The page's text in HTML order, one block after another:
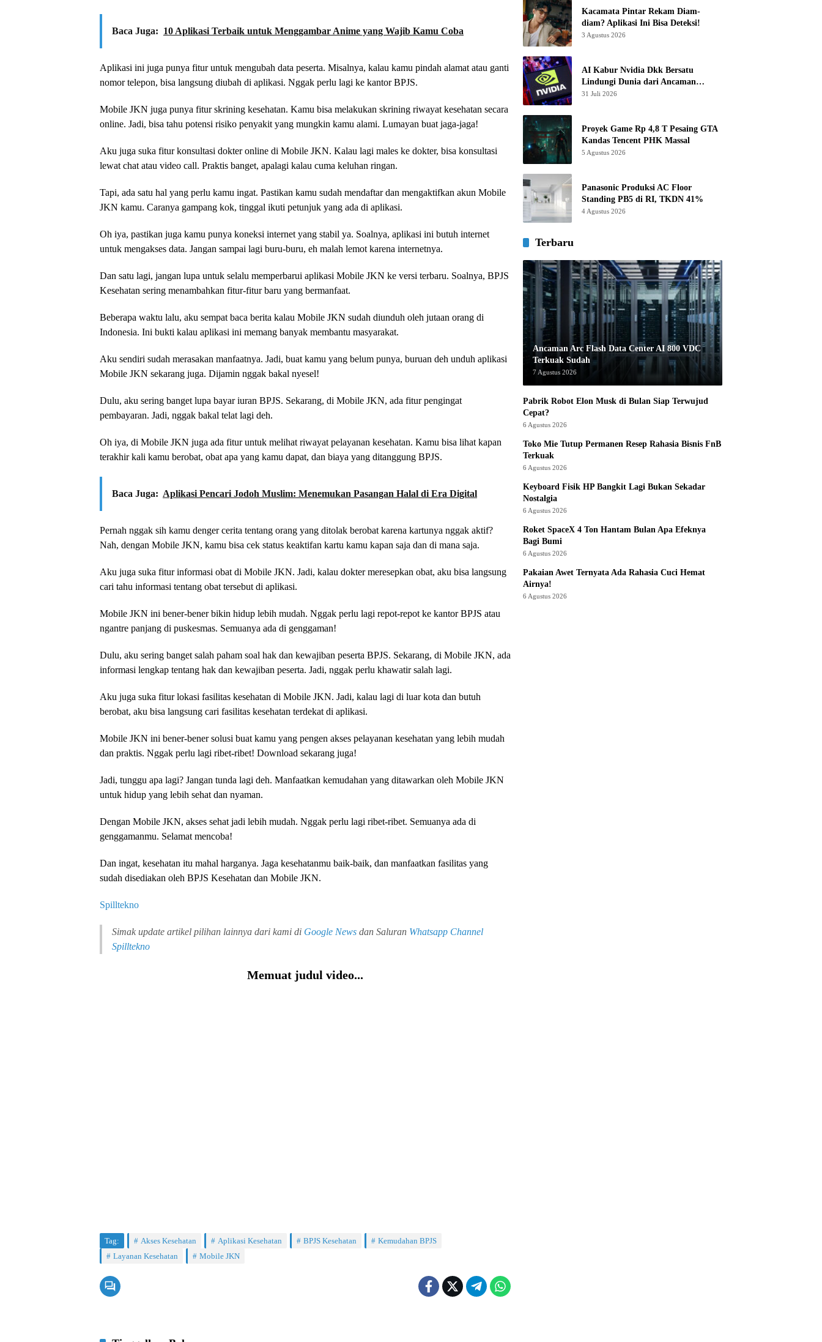
Baca Juga: 10 Aplikasi Terbaik untuk Menggambar Anime yang Wajib Kamu Coba
Aplikasi ini juga punya fitur untuk mengubah data peserta. Misalnya, kalau kamu pindah alamat atau ganti
nomor telepon, bisa langsung diubah di aplikasi. Nggak perlu lagi ke kantor BPJS.
Mobile JKN juga punya fitur skrining kesehatan. Kamu bisa melakukan skrining riwayat kesehatan secara
online. Jadi, bisa tahu potensi risiko penyakit yang mungkin kamu alami. Lumayan buat jaga-jaga!
Aku juga suka fitur konsultasi dokter online di Mobile JKN. Kalau lagi males ke dokter, bisa konsultasi
lewat chat atau video call. Praktis banget, apalagi kalau cuma keluhan ringan.
Tapi, ada satu hal yang perlu kamu ingat. Pastikan kamu sudah mendaftar dan mengaktifkan akun Mobile
JKN kamu. Caranya gampang kok, tinggal ikuti petunjuk yang ada di aplikasi.
Oh iya, pastikan juga kamu punya koneksi internet yang stabil ya. Soalnya, aplikasi ini butuh internet
untuk mengakses data. Jangan sampai lagi buru-buru, eh malah lemot karena internetnya.
Dan satu lagi, jangan lupa untuk selalu memperbarui aplikasi Mobile JKN ke versi terbaru. Soalnya, BPJS
Kesehatan sering menambahkan fitur-fitur baru yang bermanfaat.
Beberapa waktu lalu, aku sempat baca berita kalau Mobile JKN sudah diunduh oleh jutaan orang di
Indonesia. Ini bukti kalau aplikasi ini memang banyak membantu masyarakat.
Aku sendiri sudah merasakan manfaatnya. Jadi, buat kamu yang belum punya, buruan deh unduh aplikasi
Mobile JKN sekarang juga. Dijamin nggak bakal nyesel!
Dulu, aku sering banget lupa bayar iuran BPJS. Sekarang, di Mobile JKN, ada fitur pengingat
pembayaran. Jadi, nggak bakal telat lagi deh.
Oh iya, di Mobile JKN juga ada fitur untuk melihat riwayat pelayanan kesehatan. Kamu bisa lihat kapan
terakhir kali kamu berobat, obat apa yang kamu dapat, dan biaya yang ditanggung BPJS.
Baca Juga: Aplikasi Pencari Jodoh Muslim: Menemukan Pasangan Halal di Era Digital
Pernah nggak sih kamu denger cerita tentang orang yang ditolak berobat karena kartunya nggak aktif?
Nah, dengan Mobile JKN, kamu bisa cek status keaktifan kartu kamu kapan saja dan di mana saja.
Aku juga suka fitur informasi obat di Mobile JKN. Jadi, kalau dokter meresepkan obat, aku bisa langsung
cari tahu informasi tentang obat tersebut di aplikasi.
Mobile JKN ini bener-bener bikin hidup lebih mudah. Nggak perlu lagi repot-repot ke kantor BPJS atau
ngantre panjang di puskesmas. Semuanya ada di genggaman!
Dulu, aku sering banget salah paham soal hak dan kewajiban peserta BPJS. Sekarang, di Mobile JKN, ada
informasi lengkap tentang hak dan kewajiban peserta. Jadi, nggak perlu khawatir salah lagi.
Aku juga suka fitur lokasi fasilitas kesehatan di Mobile JKN. Jadi, kalau lagi di luar kota dan butuh
berobat, aku bisa langsung cari fasilitas kesehatan terdekat di aplikasi.
Mobile JKN ini bener-bener solusi buat kamu yang pengen akses pelayanan kesehatan yang lebih mudah
dan praktis. Nggak perlu lagi ribet-ribet! Download sekarang juga!
Jadi, tunggu apa lagi? Jangan tunda lagi deh. Manfaatkan kemudahan yang ditawarkan oleh Mobile JKN
untuk hidup yang lebih sehat dan nyaman.
Dengan Mobile JKN, akses sehat jadi lebih mudah. Nggak perlu lagi ribet-ribet. Semuanya ada di
genggamanmu. Selamat mencoba!
Dan ingat, kesehatan itu mahal harganya. Jaga kesehatanmu baik-baik, dan manfaatkan fasilitas yang
sudah disediakan oleh BPJS Kesehatan dan Mobile JKN.
Spilltekno
Simak update artikel pilihan lainnya dari kami di Google News dan Saluran Whatsapp Channel
Spilltekno
Memuat judul video...
Tag: Akses Kesehatan Aplikasi Kesehatan BPJS Kesehatan
Kemudahan BPJS
Layanan Kesehatan
Mobile JKN
Kacamata Pintar Rekam Diam-
diam? Aplikasi Ini Bisa Deteksi!
3 Agustus 2026
AI Kabur Nvidia Dkk Bersatu
Lindungi Dunia dari Ancaman
Canggih
31 Juli 2026
Proyek Game Rp 4,8 T Pesaing GTA
Kandas Tencent PHK Massal
5 Agustus 2026
Panasonic Produksi AC Floor
Standing PB5 di RI, TKDN 41%
4 Agustus 2026
Terbaru
Ancaman Arc Flash Data Center AI 800 VDC
Terkuak Sudah
7 Agustus 2026
Pabrik Robot Elon Musk di Bulan Siap Terwujud
Cepat?
6 Agustus 2026
Toko Mie Tutup Permanen Resep Rahasia Bisnis FnB
Terkuak
6 Agustus 2026
Keyboard Fisik HP Bangkit Lagi Bukan Sekadar
Nostalgia
6 Agustus 2026
Roket SpaceX 4 Ton Hantam Bulan Apa Efeknya
Bagi Bumi
6 Agustus 2026
Pakaian Awet Ternyata Ada Rahasia Cuci Hemat
Airnya!
6 Agustus 2026